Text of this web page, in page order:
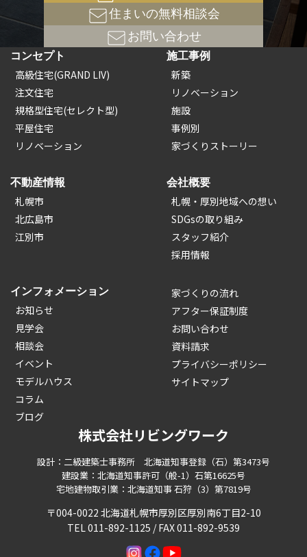
住まいの無料相談会
お問い合わせ
コンセプト
高級住宅(GRAND LIV)
注文住宅
規格型住宅(セレクト型)
平屋住宅
リノベーション
施工事例
新築
リノベーション
施設
事例別
家づくりストーリー
不動産情報
札幌市
北広島市
江別市
会社概要
札幌・厚別地域への想い
SDGsの取り組み
スタッフ紹介
採用情報
インフォメーション
お知らせ
見学会
相談会
イベント
モデルハウス
コラム
ブログ
家づくりの流れ
アフター保証制度
お問い合わせ
資料請求
プライバシーポリシー
サイトマップ
株式会社リビングワーク
設計：二級建築士事務所 北海道知事登録（石）第3473号
建設業：北海道知事許可（般-1）石第16625号
宅地建物取引業：北海道知事 石狩（3）第7819号
〒004-0022 北海道札幌市厚別区厚別南6丁目2-10
TEL 011-892-1125 / FAX 011-892-9539